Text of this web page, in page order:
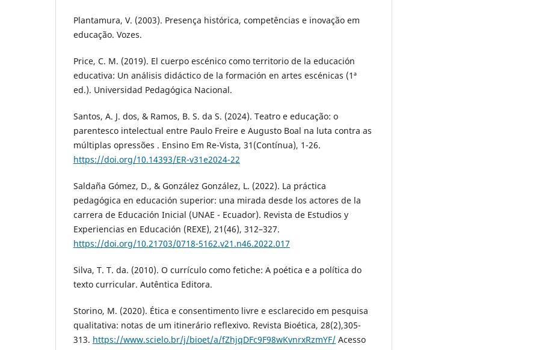
Plantamura, V. (2003). Presença histórica, competências e inovação em
educação. Vozes.
Price, C. M. (2019). El cuerpo escénico como territorio de la educación
educativa: Un análisis didáctico de la formación en artes escénicas (1ª
ed.). Universidad Pedagógica Nacional.
Santos, A. J. dos, & Ramos, B. S. da S. (2024). Teatro e educação: o
parentesco intelectual entre Paulo Freire e Augusto Boal na luta contra as
múltiplas opressões . Ensino Em Re-Vista, 31(Contínua), 1-26.
https://doi.org/10.14393/ER-v31e2024-22
Saldaña Gómez, D., & González González, L. (2022). La práctica
pedagógica en educación superior: una mirada desde los actores de la
carrera de Educación Inicial (UNAE - Ecuador). Revista de Estudios y
Experiencias en Educación (REXE), 21(46), 312–327.
https://doi.org/10.21703/0718-5162.v21.n46.2022.017
Silva, T. T. da. (2010). O currículo como fetiche: A poética e a política do
texto curricular. Autêntica Editora.
Storino, M. (2020). Ética e consentimento livre e esclarecido em pesquisa
qualitativa: notas de um itinerário reflexivo. Revista Bioética, 28(2),305-
313. https://www.scielo.br/j/bioet/a/fZhjqDFc9F98wKvnrxRzmYF/ Acesso